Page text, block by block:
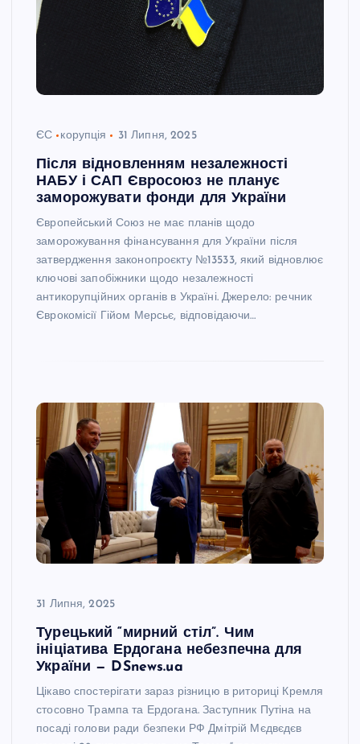
ЄС корупція 31 Липня, 2025
Після відновленням незалежності
НАБУ і САП Євросоюз не планує
заморожувати фонди для України
Європейський Союз не має планів щодо
заморожування фінансування для України після
затвердження законопроєкту №13533, який відновлює
ключові запобіжники щодо незалежності
антикорупційних органів в Україні. Джерело: речник
Єврокомісії Гійом Мерсьє, відповідаючи…
31 Липня, 2025
Турецький “мирний стіл”. Чим
ініціатива Ердогана небезпечна для
України — DSnews.ua
Цікаво спостерігати зараз різницю в риториці Кремля
стосовно Трампа та Ердогана. Заступник Путіна на
посаді голови ради безпеки РФ Дмітрій Мєдвєдєв